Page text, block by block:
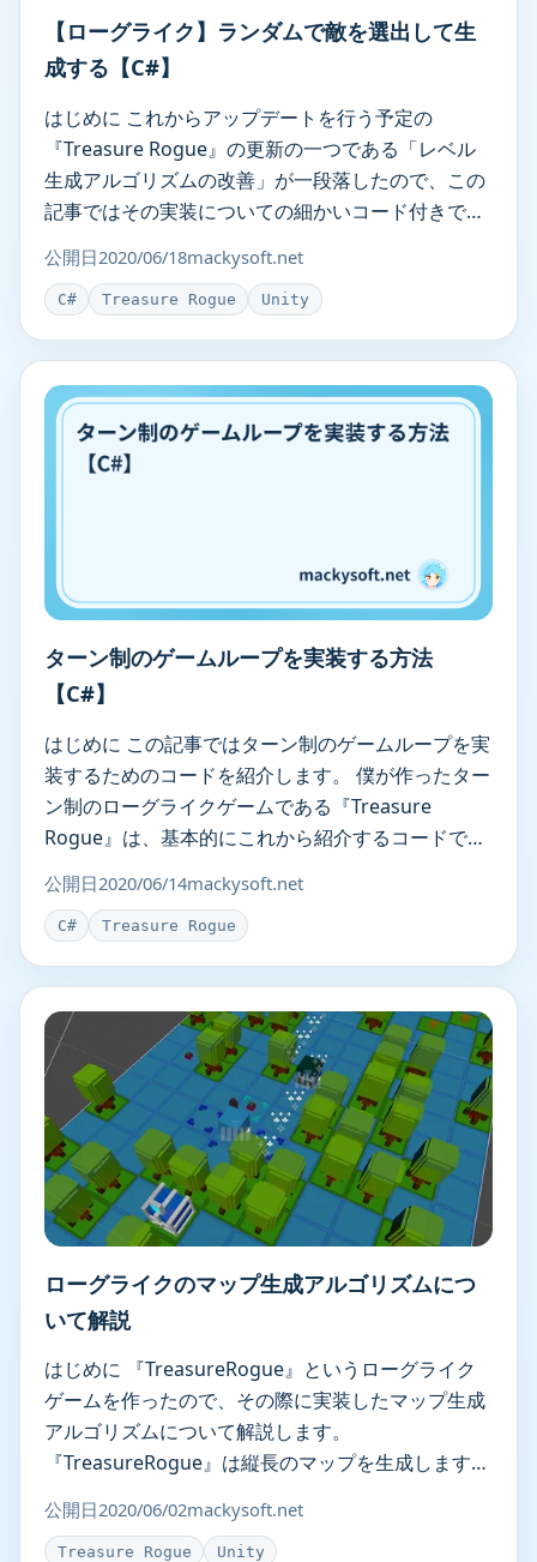
【ローグライク】ランダムで敵を選出して生
成する【C#】
はじめに これからアップデートを行う予定の
『Treasure Rogue』の更新の一つである「レベル
生成アルゴリズムの改善」が一段落したので、この
記事ではその実装についての細かいコード付きで解
ランダムで敵を選出して生成する【C#】
公開日2020/06/18mackysoft.net
C# Treasure Rogue Unity
ターン制のゲームループを実装する方法
【C#】
はじめに この記事ではターン制のゲームループを実
装するためのコードを紹介します。 僕が作ったター
ン制のローグライクゲームである『Treasure
Rogue』は、基本的にこれから紹介するコードで動
プを実装する方法【C#】
公開日2020/06/14mackysoft.net
C# Treasure Rogue
ローグライクのマップ生成アルゴリズムにつ
いて解説
はじめに 『TreasureRogue』というローグライク
ゲームを作ったので、その際に実装したマップ生成
アルゴリズムについて解説します。
『TreasureRogue』は縦長のマップを生成します
プ生成アルゴリズムについて解説
公開日2020/06/02mackysoft.net
Treasure Rogue Unity